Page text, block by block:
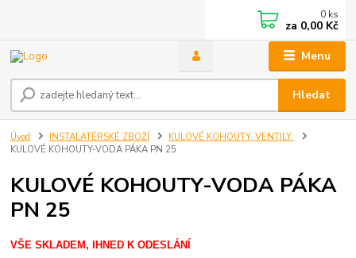
Menu
Hledat
0 ks
za 0,00 Kč
Úvod INSTALATÉRSKÉ ZBOŽÍ
KULOVÉ KOHOUTY, VENTILY
KULOVÉ KOHOUTY-VODA PÁKA PN 25
KULOVÉ KOHOUTY-VODA PÁKA
PN 25
VŠE SKLADEM, IHNED K ODESLÁNÍ